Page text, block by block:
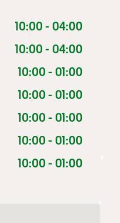
10:00 - 04:00
10:00 - 04:00
10:00 - 01:00
10:00 - 01:00
10:00 - 01:00
10:00 - 01:00
10:00 - 01:00